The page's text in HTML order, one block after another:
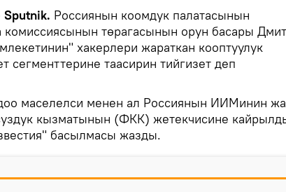
Россиянын коомдук палатасынын
комиссиясынын төрагасынын орун басары
хакерлери жараткан кооптуулук
сегменттерине таасирин тийгизет деп
маселелси менен ал Россиянын ИИМинин
кызматынын (ФКК) жетекчисине
басылмасы жазды.